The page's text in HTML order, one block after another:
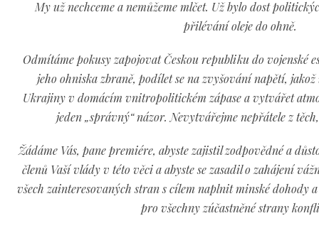
My už nechceme a nemůžeme mlčet. Už bylo dost
přilévání oleje do ohně.
Odmítáme pokusy zapojovat Českou republiku do vojenské
jeho ohniska zbraně, podílet se na zvyšování napětí,
Ukrajiny v domácím vnitropolitickém zápase a vytvářet
jeden „správný“ názor. Nevytvářejme nepřátele z
Žádáme Vás, pane premiére, abyste zajistil zodpovědné a
členů Vaší vlády v této věci a abyste se zasadil o zahájení
všech zainteresovaných stran s cílem naplnit minské dohody
pro všechny zúčastněné strany